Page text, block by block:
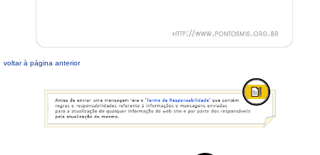
voltar à página anterior